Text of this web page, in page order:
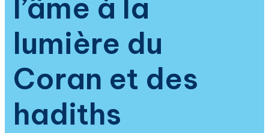
l’âme à la
lumière du
Coran et des
hadiths